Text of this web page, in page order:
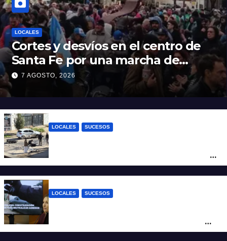
LOCALES
Cortes y desvíos en el centro de
Santa Fe por una marcha de
organizaciones sociales y
sindicales
7 AGOSTO, 2026
LOCALES SUCESOS
tendida sobre la calzada
LOCALES SUCESOS
con un arma blanca en la ruta 168